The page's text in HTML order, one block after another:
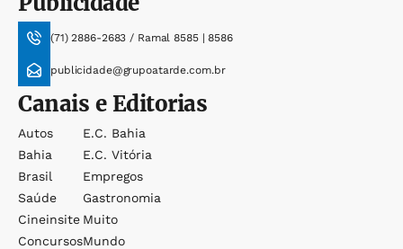
(71) 2886-2683 / Ramal 8585 | 8586
publicidade@grupoatarde.com.br
Canais e Editorias
Autos
Bahia
Brasil
Saúde
Cineinsite
Concursos
E.c. Bahia
E.c. Vitória
Empregos
Gastronomia
Muito
Mundo